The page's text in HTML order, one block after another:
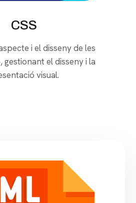
CSS
i el disseny de les
gestionant el disseny i la
visual.